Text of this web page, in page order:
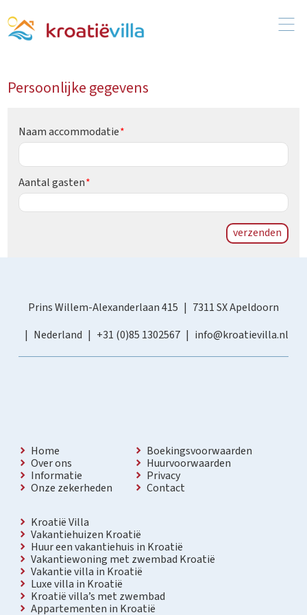
Persoonlijke gegevens
Naam accommodatie
Aantal gasten
verzenden
Prins Willem-Alexanderlaan 415
7311 SX Apeldoorn
Nederland
+31 (0)85 1302567 info@kroatievilla.nl
Home
Over ons
Informatie
Onze zekerheden
Boekingsvoorwaarden
Huurvoorwaarden
Privacy
Contact
Kroatië Villa
Vakantiehuizen Kroatië
Huur een vakantiehuis in Kroatië
Vakantiewoning met zwembad Kroatië
Vakantie villa in Kroatië
Luxe villa in Kroatië
Kroatië villa’s met zwembad
Appartementen in Kroatië